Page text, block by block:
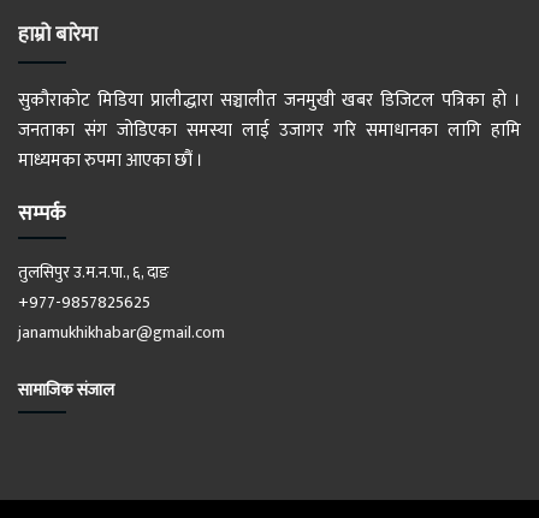
हाम्रो बारेमा
सुकौराकोट मिडिया प्रालीद्धारा सञ्चालीत जनमुखी खबर डिजिटल पत्रिका हो ।
जनताका संग जोडिएका समस्या लाई उजागर गरि समाधानका लागि हामि
माध्यमका रुपमा आएका छौं ।
सम्पर्क
तुलसिपुर उ.म.न.पा., ६, दाङ
+977-9857825625
janamukhikhabar@gmail.com
सामाजिक संजाल